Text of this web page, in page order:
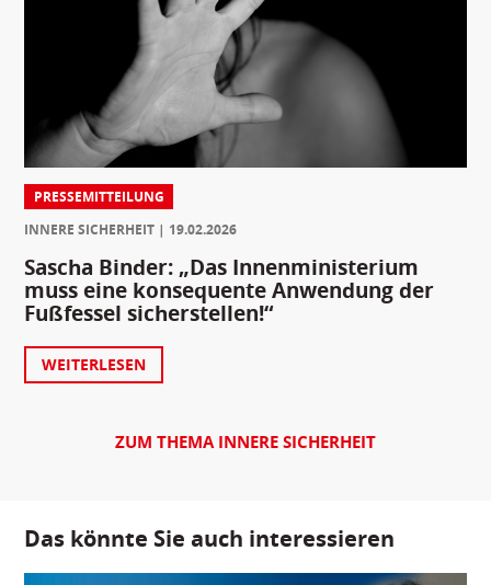
PRESSEMITTEILUNG
INNERE SICHERHEIT
19.02.2026
Sascha Binder: „Das Innenministerium
muss eine konsequente Anwendung der
Fußfessel sicherstellen!“
WEITERLESEN
ZUM THEMA INNERE SICHERHEIT
Das könnte Sie auch interessieren